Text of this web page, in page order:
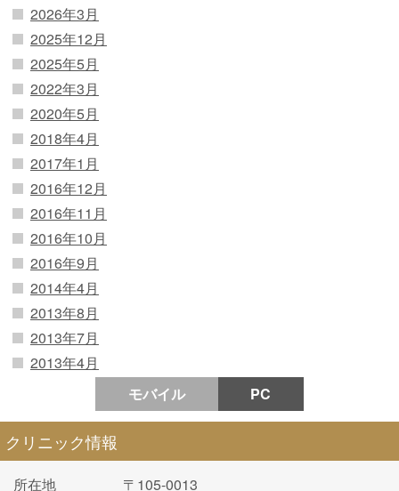
2026年3月
2025年12月
2025年5月
2022年3月
2020年5月
2018年4月
2017年1月
2016年12月
2016年11月
2016年10月
2016年9月
2014年4月
2013年8月
2013年7月
2013年4月
モバイル
PC
クリニック情報
所在地
〒105-0013